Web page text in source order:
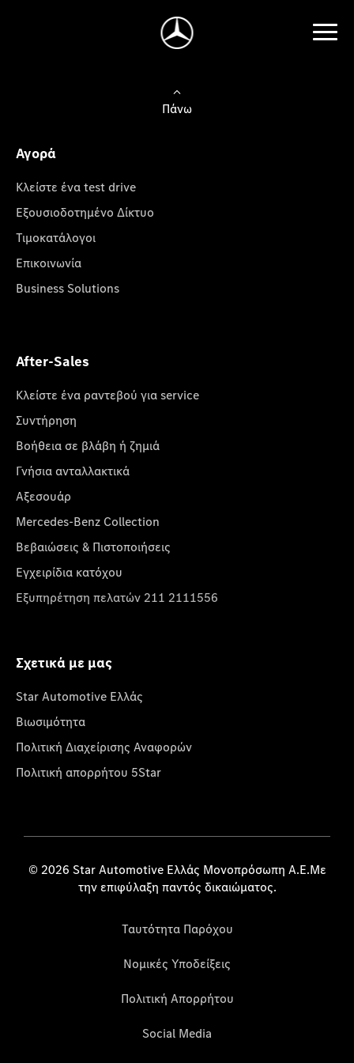
Πάνω
Αγορά
Κλείστε ένα test drive
Εξουσιοδοτημένο Δίκτυο
Τιμοκατάλογοι
Επικοινωνία
Business Solutions
After-Sales
Κλείστε ένα ραντεβού για service
Συντήρηση
Βοήθεια σε βλάβη ή ζημιά
Γνήσια ανταλλακτικά
Αξεσουάρ
Mercedes-Benz Collection
Βεβαιώσεις & Πιστοποιήσεις
Εγχειρίδια κατόχου
Εξυπηρέτηση πελατών 211 2111556
Σχετικά με μας
Star Automotive Ελλάς
Βιωσιμότητα
Πολιτική Διαχείρισης Αναφορών
Πολιτική απορρήτου 5Star
© 2026 Star Automotive Ελλάς Μονοπρόσωπη Α.Ε.Με
την επιφύλαξη παντός δικαιώματος.
Ταυτότητα Παρόχου
Νομικές Υποδείξεις
Πολιτική Απορρήτου
Social Media